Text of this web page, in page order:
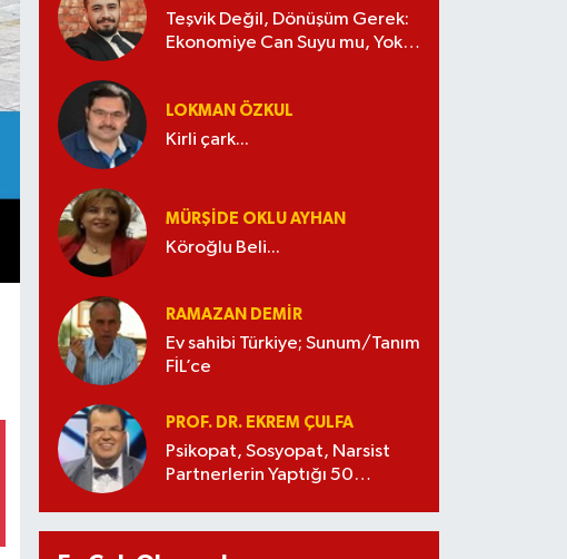
Teşvik Değil, Dönüşüm Gerek:
Ekonomiye Can Suyu mu, Yoksa
LOKMAN ÖZKUL
Kirli çark...
MÜRŞIDE OKLU AYHAN
Köroğlu Beli...
RAMAZAN DEMİR
Ev sahibi Türkiye; Sunum/Tanım
FİL’ce
PROF. DR. EKREM ÇULFA
Psikopat, Sosyopat, Narsist
Partnerlerin Yaptığı 50